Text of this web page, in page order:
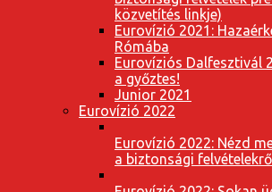
közvetítés linkje)
Eurovízió 2021:
Rómába
Eurovíziós Dalfesztivál
a győztes!
Junior 2021
Eurovízió 2022
Eurovízió 2022: Nézd
a biztonsági